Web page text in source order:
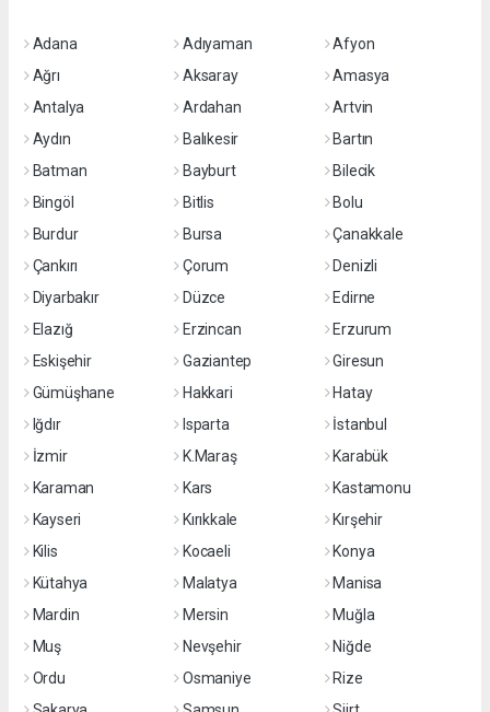
Adana Adıyaman
Afyon
Ağrı
Aksaray
Amasya
Antalya
Ardahan
Artvin
Aydın
Balıkesir
Bartın
Batman
Bayburt
Bilecik
Bingöl
Bitlis
Bolu
Burdur
Bursa
Çanakkale
Çankırı
Çorum
Denizli
Diyarbakır
Düzce
Edirne
Elazığ
Erzincan
Erzurum
Eskişehir
Gaziantep
Giresun
Gümüşhane
Hakkari
Hatay
Iğdır
Isparta
İstanbul
İzmir
K.Maraş
Karabük
Karaman
Kars
Kastamonu
Kayseri
Kırıkkale
Kırşehir
Kilis
Kocaeli
Konya
Kütahya
Malatya
Manisa
Mardin
Mersin
Muğla
Muş
Nevşehir
Niğde
Ordu
Osmaniye
Rize